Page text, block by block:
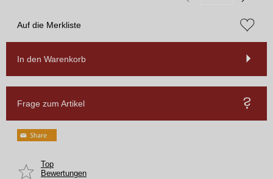
Auf die Merkliste
In den Warenkorb
Frage zum Artikel
Top
Bewertungen